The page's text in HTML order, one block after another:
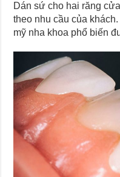
Dán sứ cho hai răng
theo nhu cầu của
mỹ nha khoa phổ biến